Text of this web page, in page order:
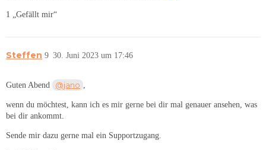
1 „Gefällt mir“
Steffen 30. Juni 2023 um 17:46
9
Guten Abend @jano ,
wenn du möchtest, kann ich es mir gerne bei dir mal genauer ansehen, was
bei dir ankommt.
Sende mir dazu gerne mal ein Supportzugang.